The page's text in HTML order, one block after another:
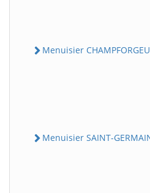
Menuisier
Menuisier SAINT-